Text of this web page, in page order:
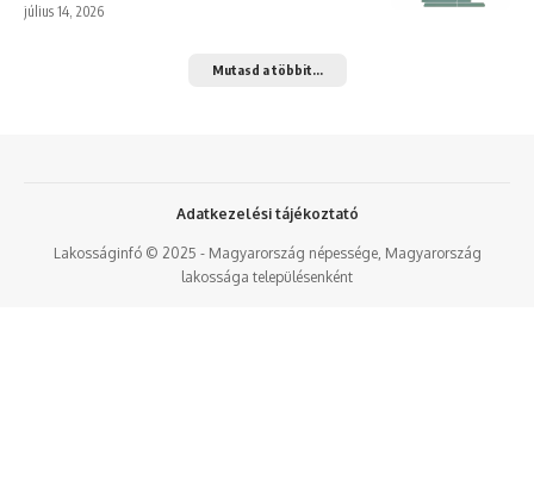
július 14, 2026
Mutasd a többit...
Lakosságinfó © 2025 - Magyarország népessége, Magyarország
lakossága településenként
Adatkezelési tájékoztató